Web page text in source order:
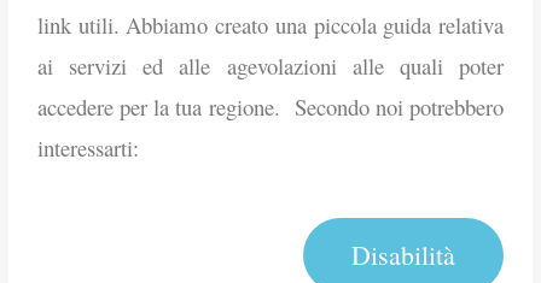
link utili. Abbiamo creato una piccola guida relativa
ai servizi ed alle agevolazioni alle quali poter
accedere per la tua regione. Secondo noi potrebbero
interessarti:
Disabilità